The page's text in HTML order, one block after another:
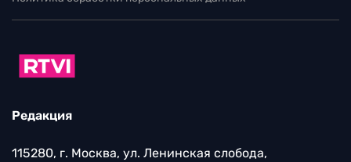
Редакция
115280, г. Москва, ул. Ленинская слобода,